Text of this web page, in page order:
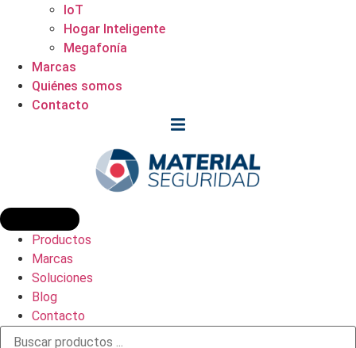
IoT
Hogar Inteligente
Megafonía
Marcas
Quiénes somos
Contacto
Productos
Marcas
Soluciones
Blog
Contacto
Búsqueda